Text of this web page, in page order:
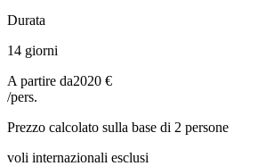
Durata
14 giorni
A partire da2020 €
/pers.
Prezzo calcolato sulla base di 2 persone
voli internazionali esclusi